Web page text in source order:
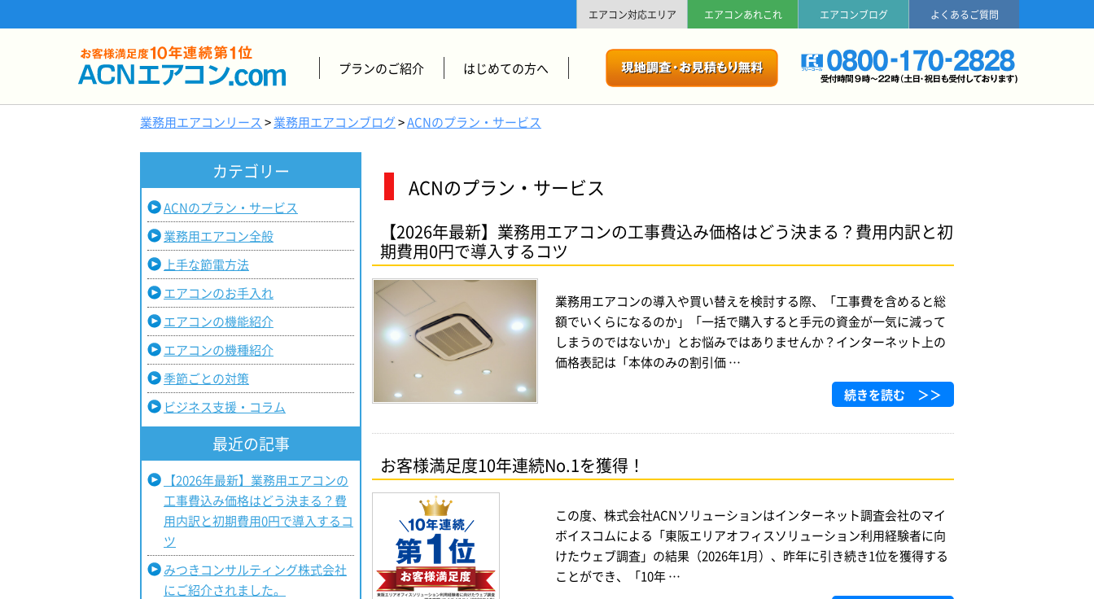
エアコン対応エリア エアコンあれこれ エアコンブログ よくあるご質問
プランのご紹介 はじめての方へ
業務用エアコンリース >業務用エアコンブログ>ACNのプラン・サービス
ACNのプラン・サービス
【2026年最新】業務用エアコンの工事費込み価格はどう決まる？費用内訳と初
期費用0円で導入するコツ
業務用エアコンの導入や買い替えを検討する際、「工事費を含めると総
額でいくらになるのか」「一括で購入すると手元の資金が一気に減って
しまうのではないか」とお悩みではありませんか？インターネット上の
価格表記は「本体のみの割引価 …
続きを読む ＞＞
お客様満足度10年連続No.1を獲得！
この度、株式会社ACNソリューションはインターネット調査会社のマイ
ボイスコムによる「東阪エリアオフィスソリューション利用経験者に向
けたウェブ調査」の結果（2026年1月）、昨年に引き続き1位を獲得する
ことができ、「10年 …
カテゴリー
ACNのプラン・サービス
業務用エアコン全般
上手な節電方法
エアコンのお手入れ
エアコンの機能紹介
エアコンの機種紹介
季節ごとの対策
ビジネス支援・コラム
最近の記事
【2026年最新】業務用エアコンの
工事費込み価格はどう決まる？費
用内訳と初期費用0円で導入するコ
ツ
みつきコンサルティング株式会社
にご紹介されました。